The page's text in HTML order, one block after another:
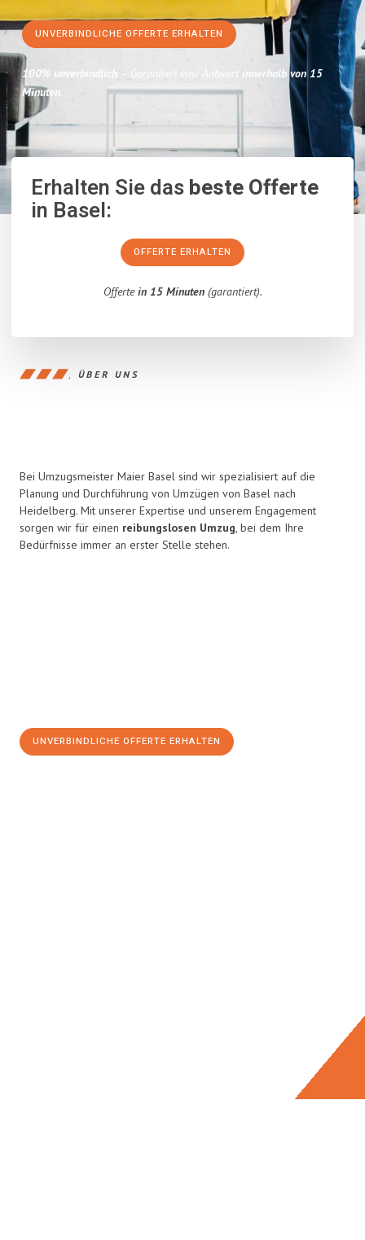
UNVERBINDLICHE OFFERTE ERHALTEN
100% unverbindlich – Garantiert eine Antwort innerhalb von 15
Minuten.
Erhalten Sie dasbeste Offerte
in Basel:
OFFERTE ERHALTEN
Offertein 15 Minuten(garantiert).
ÜBER UNS
Bei Umzugsmeister Maier Basel sind wir spezialisiert auf die
Planung und Durchführung von Umzügen von Basel nach
Heidelberg. Mit unserer Expertise und unserem Engagement
sorgen wir für einen reibungslosen Umzug, bei dem Ihre
Bedürfnisse immer an erster Stelle stehen.
UNVERBINDLICHE OFFERTE ERHALTEN